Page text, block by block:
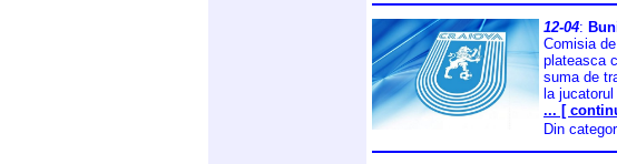
12-04:
Comisia
plateasca
suma de
la jucatorul
... [
Din